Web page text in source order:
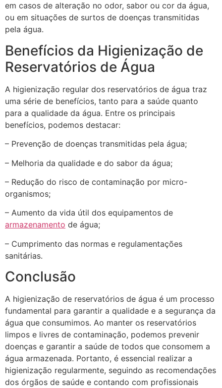
em casos de alteração no odor, sabor ou cor da água,
ou em situações de surtos de doenças transmitidas
pela água.
Benefícios da Higienização de
Reservatórios de Água
A higienização regular dos reservatórios de água traz
uma série de benefícios, tanto para a saúde quanto
para a qualidade da água. Entre os principais
benefícios, podemos destacar:
– Prevenção de doenças transmitidas pela água;
– Melhoria da qualidade e do sabor da água;
– Redução do risco de contaminação por micro-
organismos;
– Aumento da vida útil dos equipamentos de
armazenamento de água;
– Cumprimento das normas e regulamentações
sanitárias.
Conclusão
A higienização de reservatórios de água é um processo
fundamental para garantir a qualidade e a segurança da
água que consumimos. Ao manter os reservatórios
limpos e livres de contaminação, podemos prevenir
doenças e garantir a saúde de todos que consomem a
água armazenada. Portanto, é essencial realizar a
higienização regularmente, seguindo as recomendações
dos órgãos de saúde e contando com profissionais